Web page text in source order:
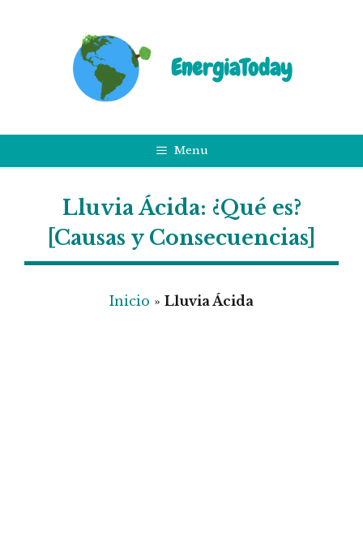
EnergiaToday
Menu
Lluvia Ácida: ¿Qué es?
[Causas y Consecuencias]
Inicio » Lluvia Ácida